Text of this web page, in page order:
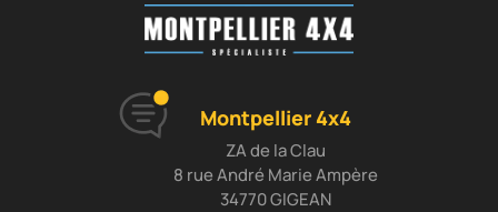
Montpellier 4x4
ZA de la Clau
8 rue André Marie Ampère
34770 GIGEAN